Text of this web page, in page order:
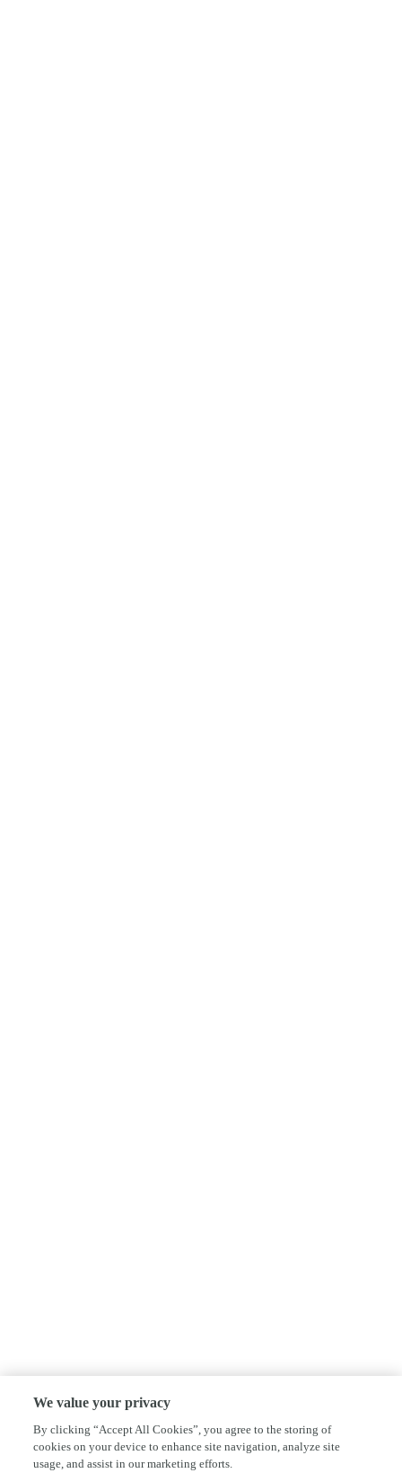
We value your privacy
By clicking “Accept All Cookies”, you agree to the storing of
cookies on your device to enhance site navigation, analyze site
usage, and assist in our marketing efforts.